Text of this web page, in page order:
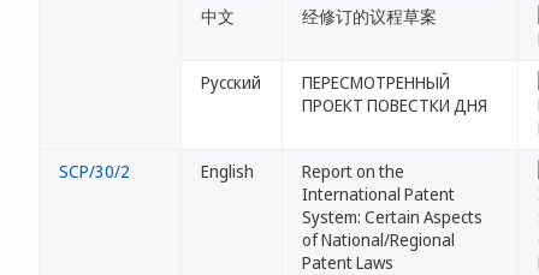
中文
经修订的议程草案
Русский
ПЕРЕСМОТРЕННЫЙ
ПРОЕКТ ПОВЕСТКИ ДНЯ
SCP/30/2 English
Report on the
International Patent
System: Certain Aspects
of National/Regional
Patent Laws